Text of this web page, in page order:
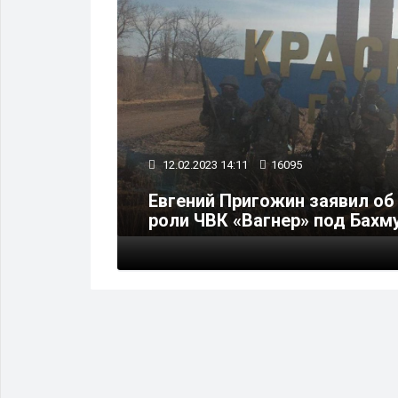
12.02.2023 14:11 16095
Евгений Пригожин заявил
роли ЧВК «Вагнер» под